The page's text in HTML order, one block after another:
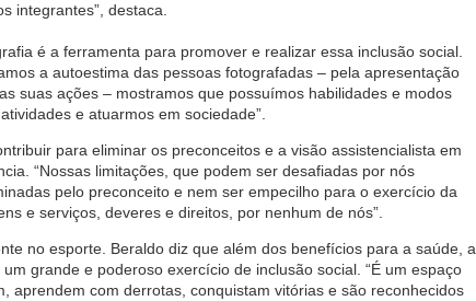
integrantes”, destaca.
é a ferramenta para promover e realizar essa inclusão social.
a autoestima das pessoas fotografadas – pela apresentação
suas ações – mostramos que possuímos habilidades e modos
e atuarmos em sociedade”.
para eliminar os preconceitos e a visão assistencialista em
“Nossas limitações, que podem ser desafiadas por nós
pelo preconceito e nem ser empecilho para o exercício da
e serviços, deveres e direitos, por nenhum de nós”.
no esporte. Beraldo diz que além dos benefícios para a saúde, a
grande e poderoso exercício de inclusão social. “É um espaço
aprendem com derrotas, conquistam vitórias e são reconhecidos